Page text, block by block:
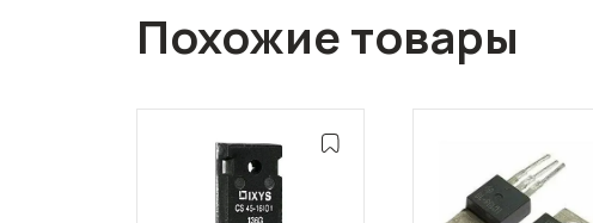
Похожие товары